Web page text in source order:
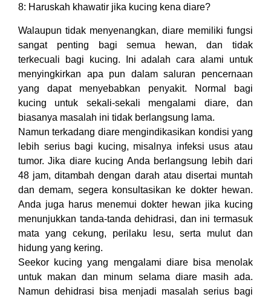
8: Haruskah khawatir jika kucing kena diare?
Walaupun tidak menyenangkan, diare memiliki fungsi
sangat penting bagi semua hewan, dan tidak
terkecuali bagi kucing. Ini adalah cara alami untuk
menyingkirkan apa pun dalam saluran pencernaan
yang dapat menyebabkan penyakit. Normal bagi
kucing untuk sekali-sekali mengalami diare, dan
biasanya masalah ini tidak berlangsung lama.
Namun terkadang diare mengindikasikan kondisi yang
lebih serius bagi kucing, misalnya infeksi usus atau
tumor. Jika diare kucing Anda berlangsung lebih dari
48 jam, ditambah dengan darah atau disertai muntah
dan demam, segera konsultasikan ke dokter hewan.
Anda juga harus menemui dokter hewan jika kucing
menunjukkan tanda-tanda dehidrasi, dan ini termasuk
mata yang cekung, perilaku lesu, serta mulut dan
hidung yang kering.
Seekor kucing yang mengalami diare bisa menolak
untuk makan dan minum selama diare masih ada.
Namun dehidrasi bisa menjadi masalah serius bagi